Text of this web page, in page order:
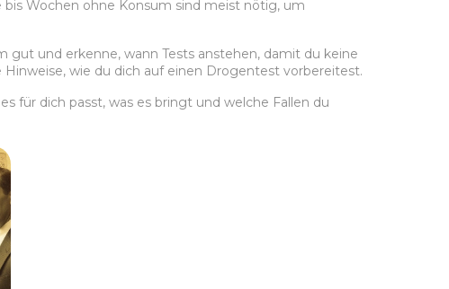
bis Wochen ohne Konsum sind meist nötig, um
und erkenne, wann Tests anstehen, damit du keine
wie du dich auf einen Drogentest vorbereitest.
für dich passt, was es bringt und welche Fallen du